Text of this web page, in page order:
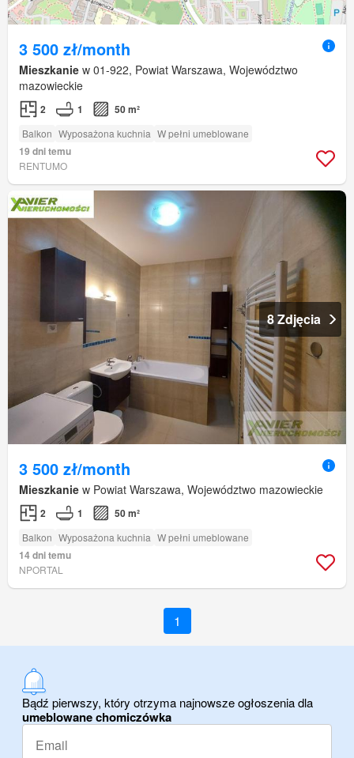
3 500 zł/month
Mieszkanie w 01-922, Powiat Warszawa, Województwo
mazowieckie
2 1 50 m²
Balkon Wyposażona kuchnia W pełni umeblowane
19 dni temu
RENTUMO
8 Zdjęcia
3 500 zł/month
Mieszkanie w Powiat Warszawa, Województwo mazowieckie
2 1 50 m²
Balkon Wyposażona kuchnia W pełni umeblowane
14 dni temu
NPORTAL
1
Bądź pierwszy, który otrzyma najnowsze ogłoszenia dla
umeblowane chomiczówka